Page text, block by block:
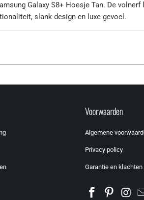
Galaxy S8+ Hoesje Tan. De
slank design en luxe gevoel.
Voorwaarden
Algemene
Privacy policy
Garantie en klachten